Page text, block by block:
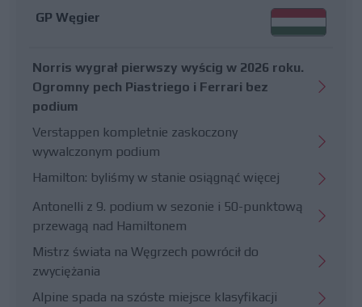
GP Węgier
Norris wygrał pierwszy wyścig w 2026 roku.
Ogromny pech Piastriego i Ferrari bez
podium
Verstappen kompletnie zaskoczony
wywalczonym podium
Hamilton: byliśmy w stanie osiągnąć więcej
Antonelli z 9. podium w sezonie i 50-punktową
przewagą nad Hamiltonem
Mistrz świata na Węgrzech powrócił do
zwyciężania
Alpine spada na szóste miejsce klasyfikacji